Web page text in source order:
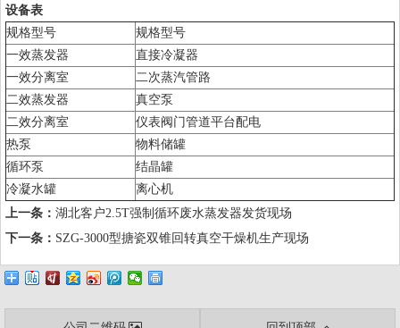
设备表
规格型号
规格型号
一效蒸发器
直接冷凝器
一效分离室
二次蒸汽管路
二效蒸发器
真空泵
二效分离室
仪表阀门管道平台配电
热泵
物料储罐
循环泵
结晶罐
冷凝水罐
离心机
上一条： 湖北客户2.5T强制循环废水蒸发器发货现场
下一条： SZG-3000型搪瓷双锥回转真空干燥机生产现场